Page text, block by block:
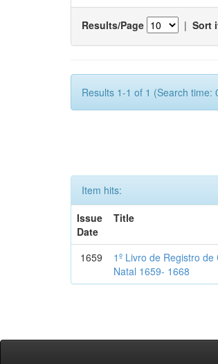
Results/Page | Sort
Results 1-1 of 1 (Search time:
Item hits:
Issue
Date
Title
1659
1º Livro de Registro
Natal 1659- 1668